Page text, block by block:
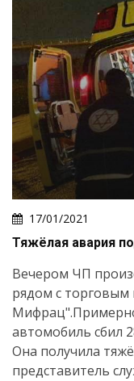
17/01/2021
Тяжёлая авария
Вечером ЧП
рядом с торговым
автомобиль сбил
Она получила
представитель